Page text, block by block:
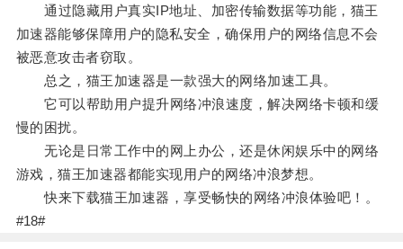
通过隐藏用户真实IP地址、加密传输数据等功能，猫王
加速器能够保障用户的隐私安全，确保用户的网络信息不会
被恶意攻击者窃取。
总之，猫王加速器是一款强大的网络加速工具。
它可以帮助用户提升网络冲浪速度，解决网络卡顿和缓
慢的困扰。
无论是日常工作中的网上办公，还是休闲娱乐中的网络
游戏，猫王加速器都能实现用户的网络冲浪梦想。
快来下载猫王加速器，享受畅快的网络冲浪体验吧！。
#18#